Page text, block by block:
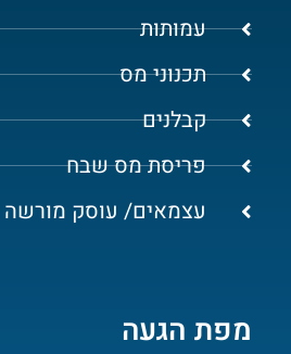
עמותות
תכנוני מס
קבלנים
פריסת מס שבח
עצמאים/ עוסק מורשה
מפת הגעה